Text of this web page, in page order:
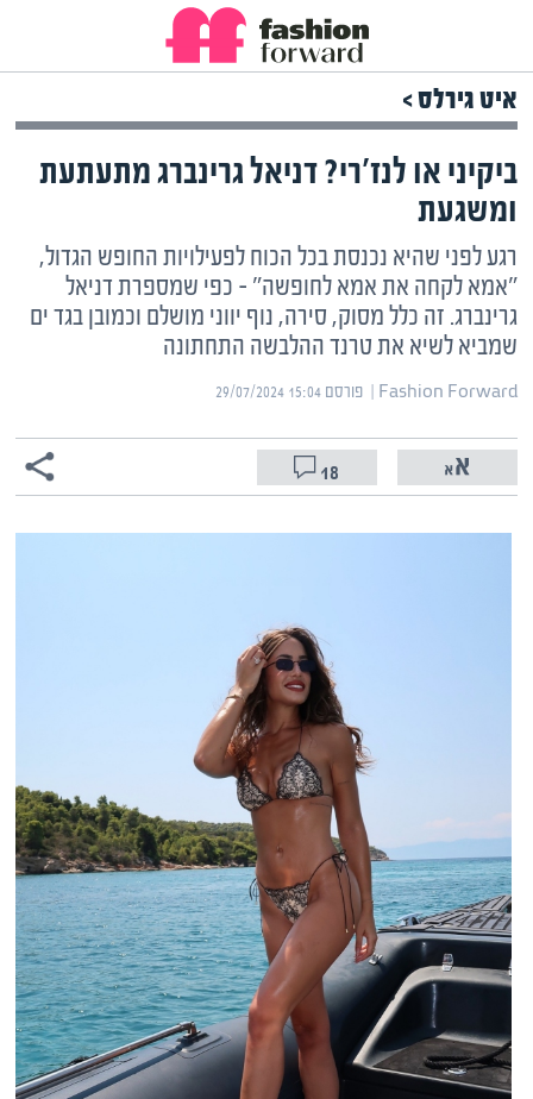
איט גירלס >
ביקיני או לנז'רי? דניאל גרינברג מתעתעת
ומשגעת
רגע לפני שהיא נכנסת בכל הכוח לפעילויות החופש הגדול,
"אמא לקחה את אמא לחופשה" – כפי שמספרת דניאל
גרינברג. זה כלל מסוק, סירה, נוף יווני מושלם וכמובן בגד ים
שמביא לשיא את טרנד ההלבשה התחתונה
Fashion Forward | ‏ פורסם ‎29/07/2024 15:04
18